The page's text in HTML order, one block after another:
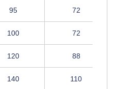
95 72
100 72
120 88
140 110